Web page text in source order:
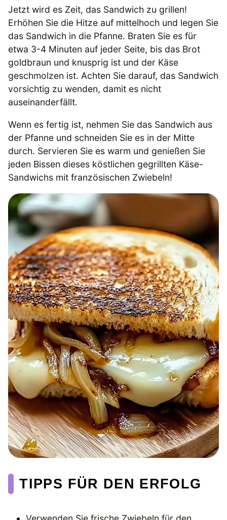
Jetzt wird es Zeit, das Sandwich zu grillen!
Erhöhen Sie die Hitze auf mittelhoch und legen Sie
das Sandwich in die Pfanne. Braten Sie es für
etwa 3-4 Minuten auf jeder Seite, bis das Brot
goldbraun und knusprig ist und der Käse
geschmolzen ist. Achten Sie darauf, das Sandwich
vorsichtig zu wenden, damit es nicht
auseinanderfällt.
Wenn es fertig ist, nehmen Sie das Sandwich aus
der Pfanne und schneiden Sie es in der Mitte
durch. Servieren Sie es warm und genießen Sie
jeden Bissen dieses köstlichen gegrillten Käse-
Sandwichs mit französischen Zwiebeln!
TIPPS FÜR DEN ERFOLG